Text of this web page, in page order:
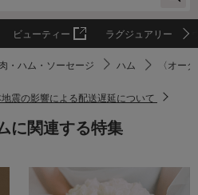
ビューティー ラグジュアリー
・ハム・ソーセージ ハム 〈オー
震の影響による配送遅延について
に関連する特集